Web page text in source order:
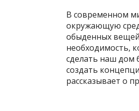
В современном
окружающую
обыденных
необходимость,
сделать наш дом
создать
рассказывает о